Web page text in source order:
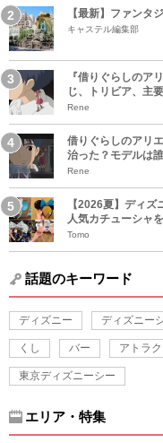
【最新】ファンタ
キャステル編集部
『借りぐらしのア
じ、トリビア、主
Rene
借りぐらしのアリ
治った？モデルは
Rene
【2026夏】ディ
人気カチューシャ
Tomo
話題のキーワード
ディズニー ディズニー
くし バー アトラ
東京ディズニーシー
エリア・特集